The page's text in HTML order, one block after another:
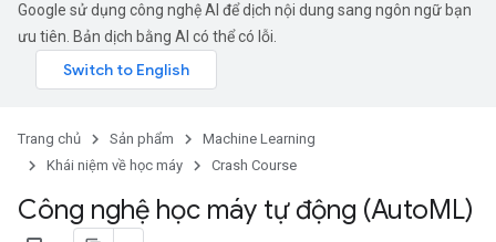
Google sử dụng công nghệ AI để dịch nội dung sang ngôn ngữ bạn
ưu tiên. Bản dịch bằng AI có thể có lỗi.
Trang chủ Sản phẩm
Machine Learning
Khái niệm về học máy
Crash Course
Công nghệ học máy tự động (AutoML)